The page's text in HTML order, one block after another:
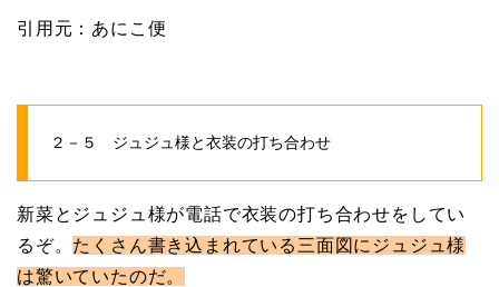
引用元：あにこ便
２－５ ジュジュ様と衣装の打ち合わせ
新菜とジュジュ様が電話で衣装の打ち合わせをしてい
るぞ。 たくさん書き込まれている三面図にジュジュ様
は驚いていたのだ。